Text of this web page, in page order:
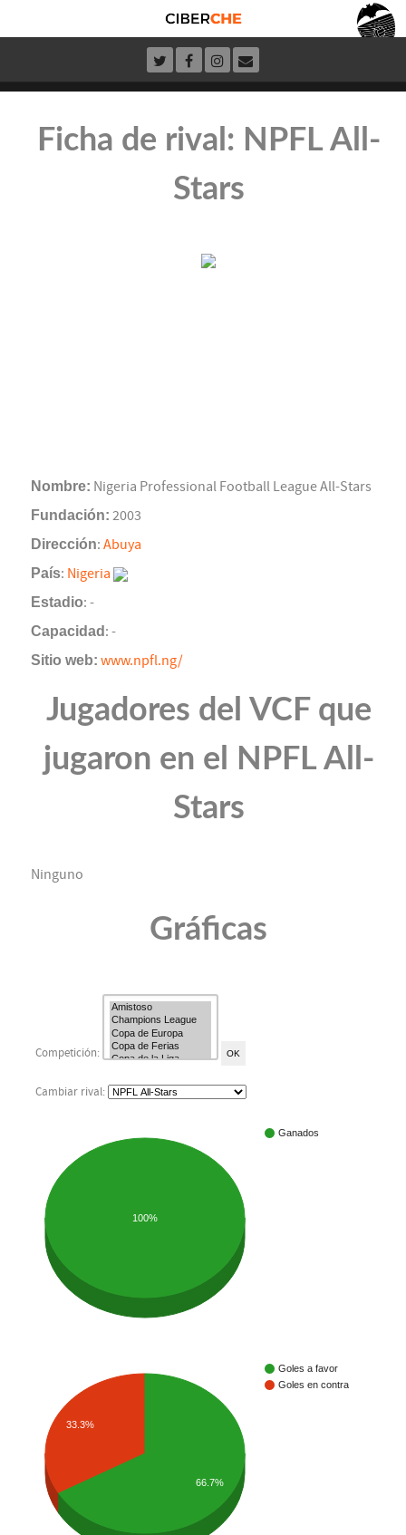
Ficha de rival: NPFL All-
Stars
Nombre: Nigeria Professional Football League All-Stars
Fundación: 2003
Dirección: Abuya
País: Nigeria
Estadio: -
Capacidad : -
Sitio web: www.npfl.ng/
Jugadores del VCF que
jugaron en el NPFL All-
Stars
Ninguno
Gráficas
Competición:
Cambiar rival:
Ganados
100%
Goles a favor
Goles en contra
33.3%
66.7%